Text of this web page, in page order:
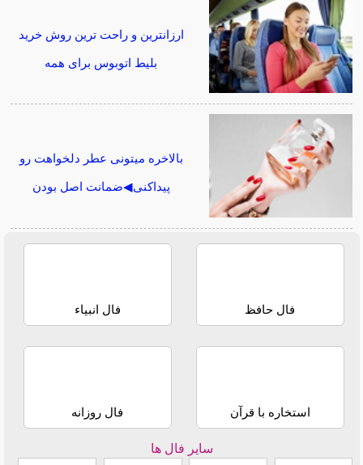
ارزانترین و راحت ترین روش خرید
بلیط اتوبوس برای همه
بالاخره میتونی عطر دلخواهت رو
پیداکنی◀ضمانت اصل بودن
فال حافظ فال انبیاء
استخاره با قرآن فال روزانه
سایر فال ها